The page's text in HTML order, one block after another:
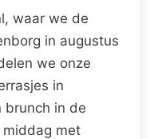
waar we de
in augustus
we onze
in
brunch in de
middag met